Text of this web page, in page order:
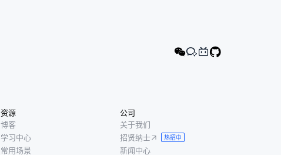
资源
博客
学习中心
常用场景
公司
关于我们
招贤纳士
热招中
新闻中心